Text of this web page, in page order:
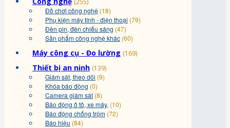
(255)
Đồ chơi công nghệ (18)
Phụ kiện máy tính - điện thoại (79)
Đèn pin, đèn chiếu sáng (47)
Sản phẩm công nghệ khác (60)
Máy công cụ - Đo lường (169)
Thiết bị an ninh (139)
Giám sát, theo dõi (9)
Khóa báo động (0)
Camera giám sát (8)
Báo động ô tô, xe máy, (10)
Báo động chống trộm (72)
Báo hiệu (84)